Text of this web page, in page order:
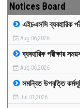
GALLERY
MEDIA
PAYMENT
CO-CURRICULUM
Notices Board
এইচএসসি ব্যবহারিক
Aug 06,2026
ব্যবহারিক পরীক্ষার
Aug 06,2026
সমন্বিত উপবৃত্তি
Jul 01,2026